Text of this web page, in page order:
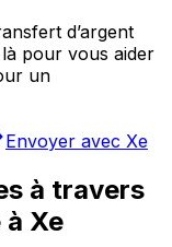
d’argent
pour vous aider
un
Envoyer avec Xe
à travers
Xe